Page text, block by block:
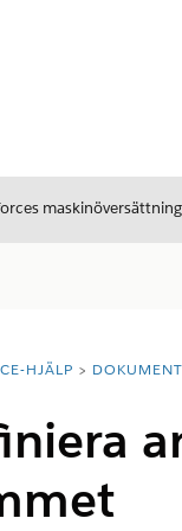
HJÄLP DOKUMENT